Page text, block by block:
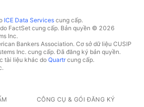
ICE Data Services cung cấp.
FactSet cung cấp. Bản quyền © 2026
Inc.
Bankers Association. Cơ sở dữ liệu CUSIP
Inc. cung cấp. Đã đăng ký bản quyền.
tài liệu khác do Quartrcung cấp.
CÔNG CỤ & GÓI ĐĂNG KÝ